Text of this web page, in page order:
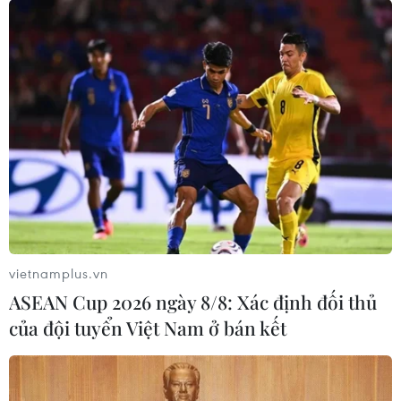
Phạt tù 2 nhân viên bệnh viện Cần Thơ tham ô
800 triệu đồng liên quan vụ Việt Á
Thay đổi hình thức kỷ luật với nguyên lãnh đạo
CDC tỉnh Bình Dương
TIN LIÊN QUAN
vietnamplus.vn
ASEAN Cup 2026 ngày 8/8: Xác định đối thủ
của đội tuyển Việt Nam ở bán kết